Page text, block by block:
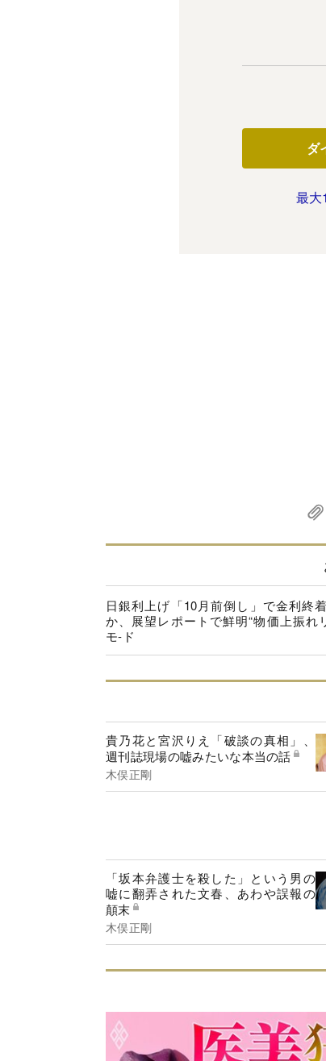
ダ
最大
日銀利上げ「10月前倒し」で金利終
か、展望レポートで鮮明“物価上振れ
モ-ド
貴乃花と宮沢りえ「破談の真相」、
週刊誌現場の嘘みたいな本当の話
木俣正剛
「坂本弁護士を殺した」という男の
嘘に翻弄された文春、あわや誤報の
顛末
木俣正剛